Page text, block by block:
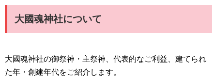
大國魂神社について
大國魂神社の御祭神・主祭神、代表的なご利益、建てられ
た年・創建年代をご紹介します。